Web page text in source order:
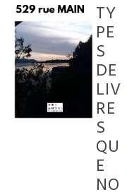
TY
PE
S
DE
LIV
RE
S
QU
E
NO